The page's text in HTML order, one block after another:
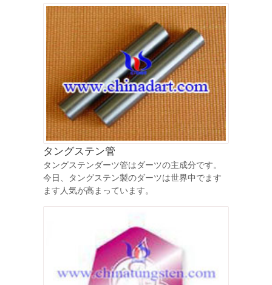
タングステン管
タングステンダーツ管はダーツの主成分です。
今日、タングステン製のダーツは世界中でます
ます人気が高まっています。